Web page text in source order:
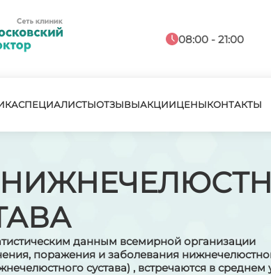
08:00 - 21:00
СПЕЦИАЛИСТЫОТЗЫВЫАКЦИИЦЕНЫКОНТАКТЫ
данным всемирной организации
поражения и заболевания
сустава) , встречаются в среднем